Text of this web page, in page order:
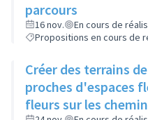
parcours
16 nov.
En cours de
Propositions en cours de
Créer des terrains
proches d'espaces
fleurs sur les